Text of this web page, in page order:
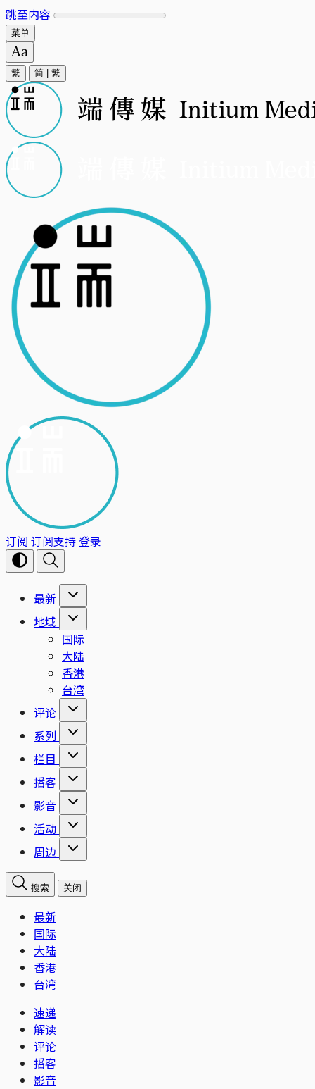
跳至内容
菜单
繁 简 繁
订阅 订阅支持登录
最新
地域
国际
大陆
香港
台湾
评论
系列
栏目
播客
影音
活动
周边
搜索 关闭
最新
国际
大陆
香港
台湾
速递
解读
评论
播客
影音